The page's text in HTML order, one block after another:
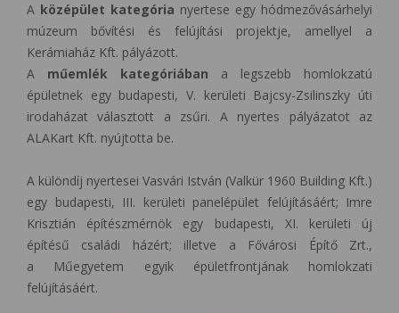
A középület kategória nyertese egy hódmezővásárhelyi
múzeum bővítési és felújítási projektje, amellyel a
Kerámiaház Kft. pályázott.
A műemlék kategóriában a legszebb homlokzatú
épületnek egy budapesti, V. kerületi Bajcsy-Zsilinszky úti
irodaházat választott a zsűri. A nyertes pályázatot az
ALAKart Kft. nyújtotta be.
A különdíj nyertesei Vasvári István (Valkür 1960 Building Kft.)
egy budapesti, III. kerületi panelépület felújításáért; Imre
Krisztián építészmérnök egy budapesti, XI. kerületi új
építésű családi házért; illetve a Fővárosi Építő Zrt.,
a Műegyetem egyik épületfrontjának homlokzati
felújításáért.